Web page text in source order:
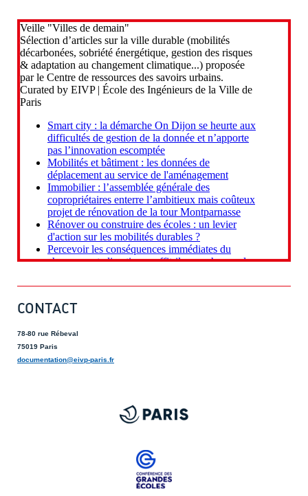
CONTACT
78-80 rue Rébeval
75019 Paris
documentation@eivp-paris.fr